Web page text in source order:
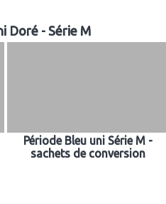
Doré - Série M
Période Bleu uni Série M -
sachets de conversion